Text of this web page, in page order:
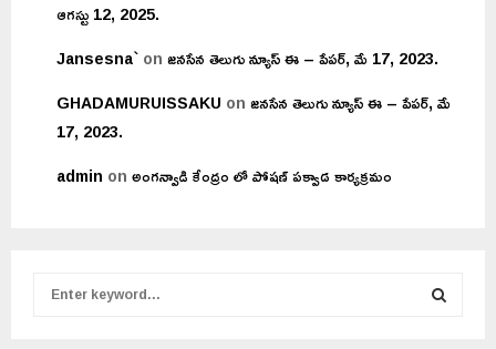
ఆగస్టు 12, 2025.
Jansesna`onజనసేన తెలుగు న్యూస్ ఈ – పేపర్, మే 17, 2023.
GHADAMURUISSAKU onజనసేన తెలుగు న్యూస్ ఈ – పేపర్, మే
17, 2023.
admin onఅంగన్వాడి కేంద్రం లో పోషణ్ పక్వాడ కార్యక్రమం